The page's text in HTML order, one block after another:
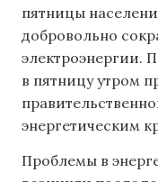
пятницы
добровольно
электроэнергии.
в пятницу утром
энергетическим
Проблемы в